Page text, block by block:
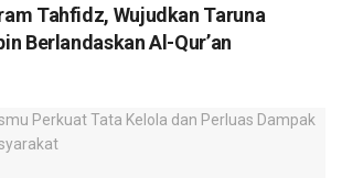
Tahfidz, Wujudkan Taruna
Berlandaskan Al-Qur’an